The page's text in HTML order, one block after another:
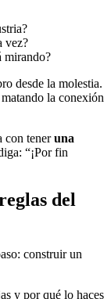
vez?
mirando?
desde la molestia.
la conexión
con teneruna
“¡Por fin
del
construir un
y por qué lo haces